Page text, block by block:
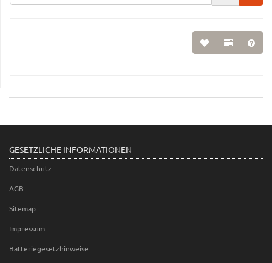
GESETZLICHE INFORMATIONEN
Datenschutz
AGB
Sitemap
Impressum
Batteriegesetzhinweise